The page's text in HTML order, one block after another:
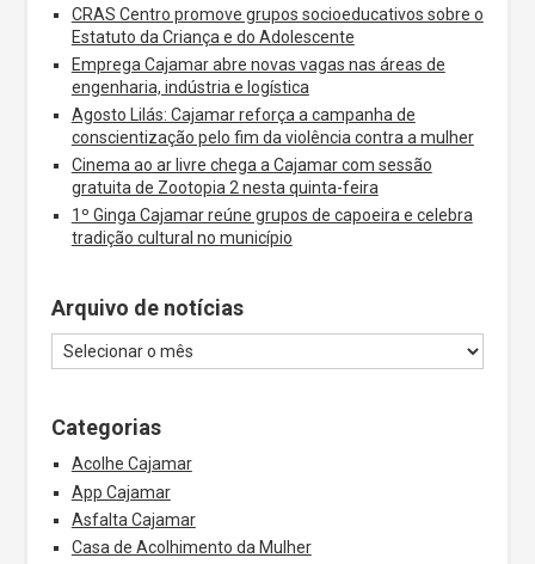
CRAS Centro promove grupos socioeducativos sobre o
Estatuto da Criança e do Adolescente
Emprega Cajamar abre novas vagas nas áreas de
engenharia, indústria e logística
Agosto Lilás: Cajamar reforça a campanha de
conscientização pelo fim da violência contra a mulher
Cinema ao ar livre chega a Cajamar com sessão
gratuita de Zootopia 2 nesta quinta-feira
1º Ginga Cajamar reúne grupos de capoeira e celebra
tradição cultural no município
Arquivo de notícias
Categorias
Acolhe Cajamar
App Cajamar
Asfalta Cajamar
Casa de Acolhimento da Mulher